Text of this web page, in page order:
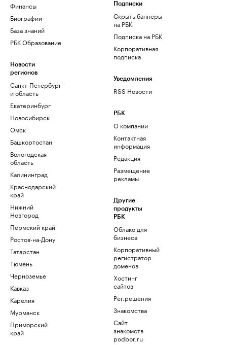
Финансы
Биографии
База знаний
РБК Образование
Новости
регионов
Санкт-Петербург
и область
Екатеринбург
Новосибирск
Омск
Башкортостан
Вологодская
область
Калининград
Краснодарский
край
Нижний
Новгород
Пермский край
Ростов-на-Дону
Татарстан
Тюмень
Черноземье
Кавказ
Карелия
Мурманск
Приморский
край
Подписки
Скрыть баннеры
на РБК
Подписка на РБК
Корпоративная
подписка
Уведомления
RSS Новости
РБК
О компании
Контактная
информация
Редакция
Размещение
рекламы
Другие
продукты
РБК
Облако для
бизнеса
Корпоративный
регистратор
доменов
Хостинг
сайтов
Рег.решения
Знакомства
Сайт
знакомств
podbor.ru